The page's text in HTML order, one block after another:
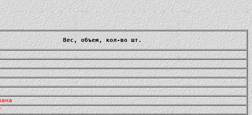
Вес, объем, кол-во шт.